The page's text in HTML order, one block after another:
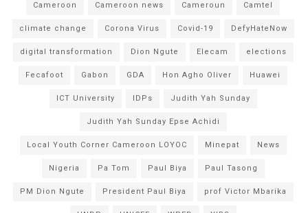
Cameroon Cameroon news Cameroun Camtel
climate change Corona Virus Covid-19 DefyHateNow
digital transformation Dion Ngute Elecam elections
Fecafoot Gabon GDA Hon Agho Oliver Huawei
ICT University IDPs Judith Yah Sunday
Judith Yah Sunday Epse Achidi
Local Youth Corner Cameroon LOYOC Minepat News
Nigeria Pa Tom Paul Biya Paul Tasong
PM Dion Ngute President Paul Biya prof Victor Mbarika